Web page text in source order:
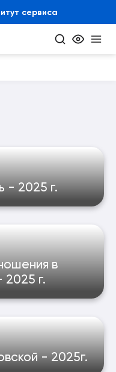
сервиса
- 2025 г.
в
г.
- 2025г.